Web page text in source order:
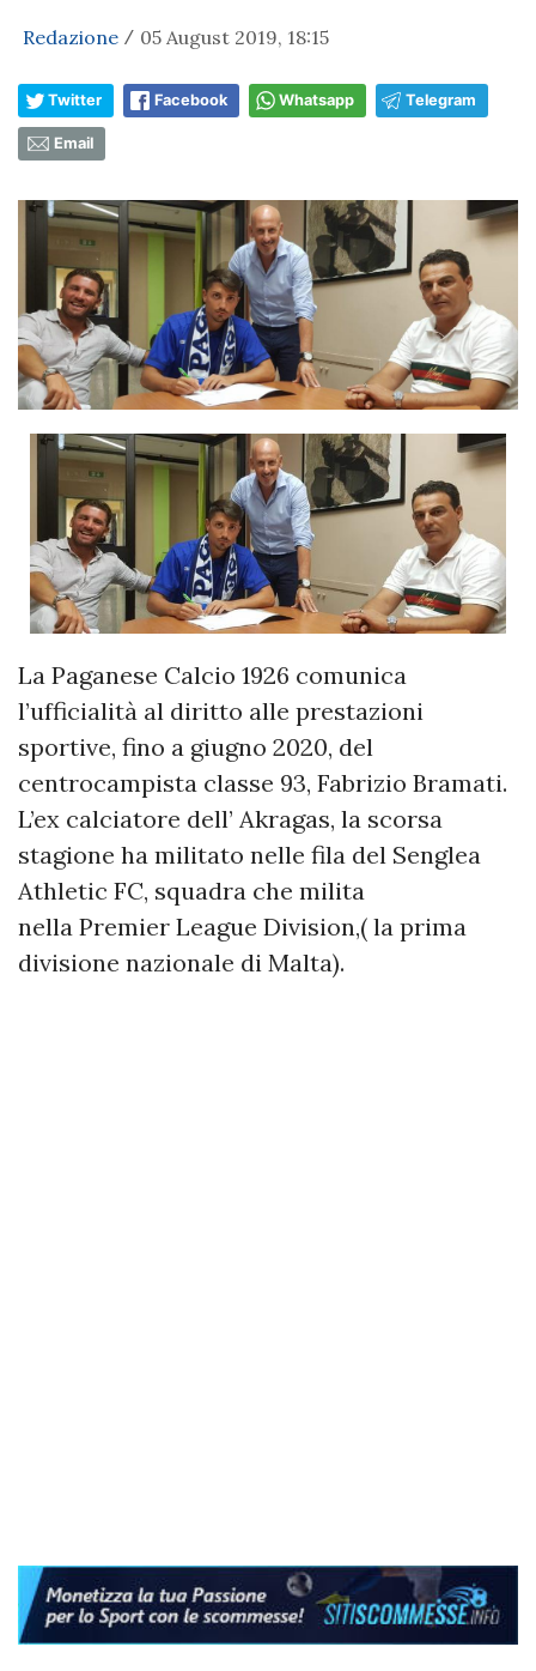
Redazione / 05 August 2019, 18:15
Twitter Facebook Whatsapp Telegram
Email
La Paganese Calcio 1926 comunica
l’ufficialità al diritto alle prestazioni
sportive, fino a giugno 2020, del
centrocampista classe 93, Fabrizio Bramati.
L’ex calciatore dell’ Akragas, la scorsa
stagione ha militato nelle fila del Senglea
Athletic FC, squadra che milita
nella Premier League Division,( la prima
divisione nazionale di Malta).